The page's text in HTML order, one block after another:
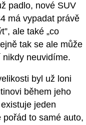
padlo, nové SUV
má vypadat právě
ale také „co
tak se ale může
neuvidíme.
byl už loni
během jeho
jeden
to samé auto,